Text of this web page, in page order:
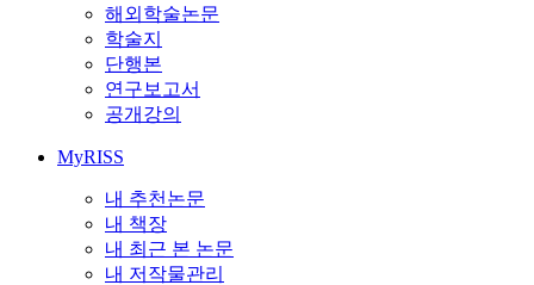
해외학술논문
학술지
단행본
연구보고서
공개강의
MyRISS
내 추천논문
내 책장
내 최근 본 논문
내 저작물관리